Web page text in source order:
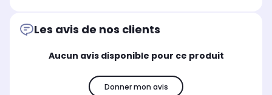
Les avis de nos clients
Aucun avis disponible pour ce produit
Donner mon avis